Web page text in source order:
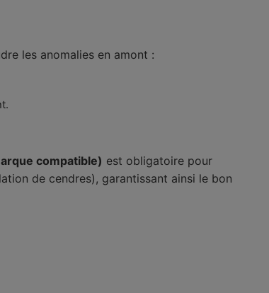
les anomalies en amont :
compatible) est obligatoire pour
de cendres), garantissant ainsi le bon